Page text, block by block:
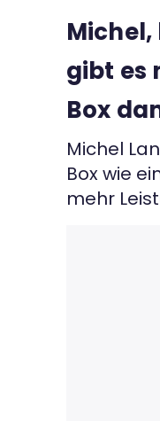
gibt es
Box
Michel
Box wie
mehr